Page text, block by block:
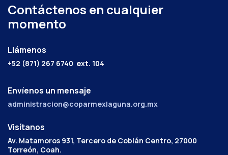
Contáctenos en cualquier
momento
Llámenos
+52 (871) 267 6740 ext. 104
Envíenos un mensaje
administracion@coparmexlaguna.org.mx
Visítanos
Av. Matamoros 931, Tercero de Cobián Centro, 27000
Torreón, Coah.